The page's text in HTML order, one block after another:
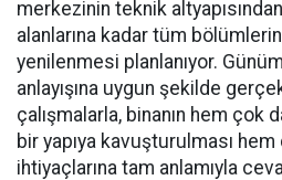
merkezinin teknik
alanlarına kadar tüm
yenilenmesi planlanıyor.
anlayışına uygun şekilde
çalışmalarla, binanın hem çok
bir yapıya kavuşturulması
ihtiyaçlarına tam anlamıyla